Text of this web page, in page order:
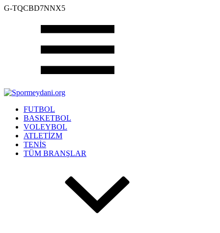
G-TQCBD7NNX5
FUTBOL
BASKETBOL
VOLEYBOL
ATLETİZM
TENİS
TÜM BRANŞLAR